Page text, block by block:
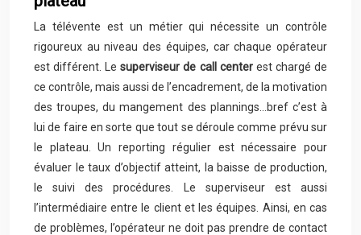
La télévente est un métier qui nécessite un contrôle
rigoureux au niveau des équipes, car chaque opérateur
est différent. Lesuperviseur de call centerest chargé de
ce contrôle, mais aussi de l’encadrement, de la motivation
des troupes, du mangement des plannings…bref c’est à
lui de faire en sorte que tout se déroule comme prévu sur
le plateau. Un reporting régulier est nécessaire pour
évaluer le taux d’objectif atteint, la baisse de production,
le suivi des procédures. Le superviseur est aussi
l’intermédiaire entre le client et les équipes. Ainsi, en cas
de problèmes, l’opérateur ne doit pas prendre de contact